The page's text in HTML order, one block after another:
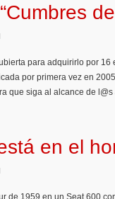
para adquirirlo por
por primera vez en
que siga al alcance de
en el